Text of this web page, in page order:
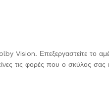
Vision. Επεξεργαστείτε το
τις φορές που ο σκύλος σας